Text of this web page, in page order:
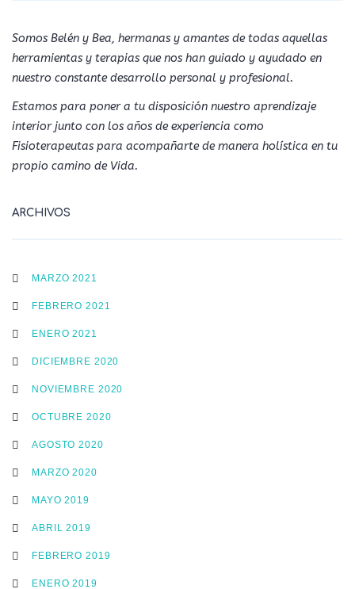
Somos Belén y Bea, hermanas y amantes de todas aquellas
herramientas y terapias que nos han guiado y ayudado en
nuestro constante desarrollo personal y profesional.
Estamos para poner a tu disposición nuestro aprendizaje
interior junto con los años de experiencia como
Fisioterapeutas para acompañarte de manera holística en tu
propio camino de Vida.
ARCHIVOS
MARZO 2021
FEBRERO 2021
ENERO 2021
DICIEMBRE 2020
NOVIEMBRE 2020
OCTUBRE 2020
AGOSTO 2020
MARZO 2020
MAYO 2019
ABRIL 2019
FEBRERO 2019
ENERO 2019